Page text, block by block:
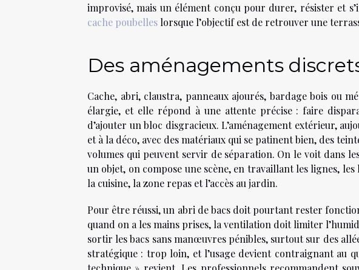
improvisé, mais un élément conçu pour durer, résister et
cache poubelles lorsque l’objectif est de retrouver une
Des aménagements
Cache, abri, claustra, panneaux ajourés, bardage bois ou
élargie, et elle répond à une attente précise : faire
d’ajouter un bloc disgracieux. L’aménagement extérieur,
et à la déco, avec des matériaux qui se patinent bien, des
volumes qui peuvent servir de séparation. On le voit dans
un objet, on compose une scène, en travaillant les lignes,
la cuisine, la zone repas et l’accès au jardin.
Pour être réussi, un abri de bacs doit pourtant rester
quand on a les mains prises, la ventilation doit limiter
sortir les bacs sans manœuvres pénibles, surtout sur des
stratégique : trop loin, et l’usage devient contraignant au